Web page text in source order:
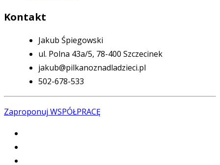
Kontakt
Jakub Śpiegowski
ul. Polna 43a/5, 78-400 Szczecinek
jakub@pilkanoznadladzieci.pl
502-678-533
Zaproponuj WSPÓŁPRACĘ